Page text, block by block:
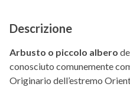
Descrizione
Arbusto o piccolo albero
conosciuto comunemente
Originario dell’estremo